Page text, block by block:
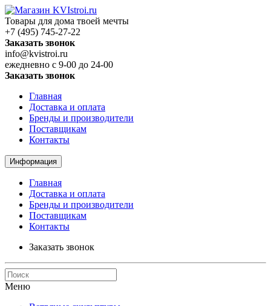
Товары для дома твоей мечты
+7 (495) 745-27-22
Заказать звонок
info@kvistroi.ru
ежедневно с 9-00 до 24-00
Заказать звонок
Главная
Доставка и оплата
Бренды и производители
Поставщикам
Контакты
Информация
Главная
Доставка и оплата
Бренды и производители
Поставщикам
Контакты
Заказать звонок
Меню